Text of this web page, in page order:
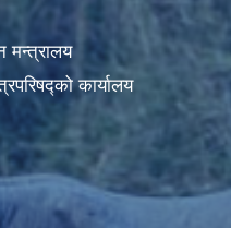
मन्त्रालय
कार्यालय